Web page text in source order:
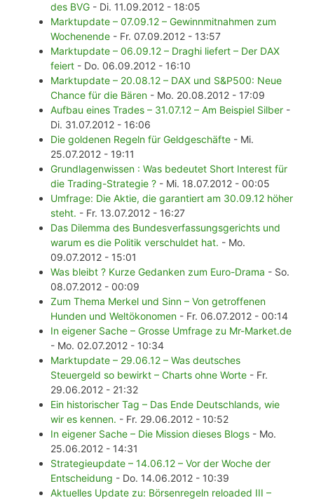
des BVG - Di. 11.09.2012 - 18:05
Marktupdate – 07.09.12 – Gewinnmitnahmen zum
Wochenende - Fr. 07.09.2012 - 13:57
Marktupdate – 06.09.12 – Draghi liefert – Der DAX
feiert - Do. 06.09.2012 - 16:10
Marktupdate – 20.08.12 – DAX und S&P500: Neue
Chance für die Bären - Mo. 20.08.2012 - 17:09
Aufbau eines Trades – 31.07.12 – Am Beispiel Silber -
Di. 31.07.2012 - 16:06
Die goldenen Regeln für Geldgeschäfte - Mi.
25.07.2012 - 19:11
Grundlagenwissen : Was bedeutet Short Interest für
die Trading-Strategie ? - Mi. 18.07.2012 - 00:05
Umfrage: Die Aktie, die garantiert am 30.09.12 höher
steht. - Fr. 13.07.2012 - 16:27
Das Dilemma des Bundesverfassungsgerichts und
warum es die Politik verschuldet hat. - Mo.
09.07.2012 - 15:01
Was bleibt ? Kurze Gedanken zum Euro-Drama - So.
08.07.2012 - 00:09
Zum Thema Merkel und Sinn – Von getroffenen
Hunden und Weltökonomen - Fr. 06.07.2012 - 00:14
In eigener Sache – Grosse Umfrage zu Mr-Market.de
- Mo. 02.07.2012 - 10:34
Marktupdate – 29.06.12 – Was deutsches
Steuergeld so bewirkt – Charts ohne Worte - Fr.
29.06.2012 - 21:32
Ein historischer Tag – Das Ende Deutschlands, wie
wir es kennen. - Fr. 29.06.2012 - 10:52
In eigener Sache – Die Mission dieses Blogs - Mo.
25.06.2012 - 14:31
Strategieupdate – 14.06.12 – Vor der Woche der
Entscheidung - Do. 14.06.2012 - 10:39
Aktuelles Update zu: Börsenregeln reloaded III –